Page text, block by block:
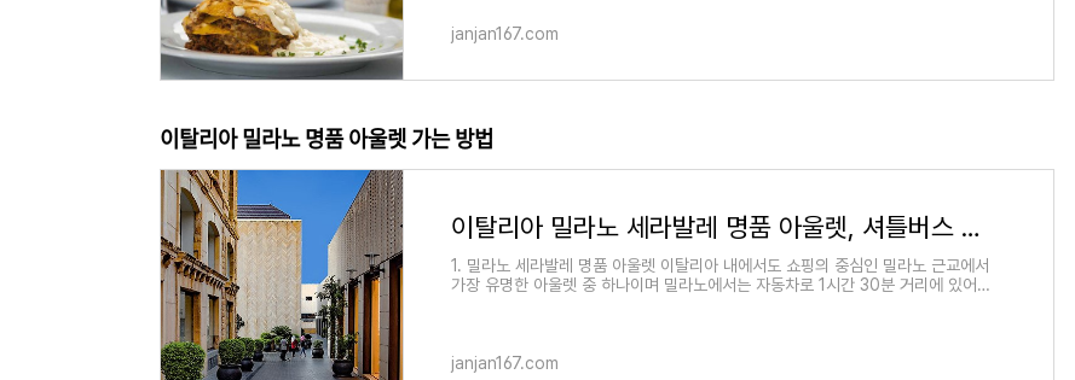
janjan167.com
이탈리아 밀라노 명품 아울렛 가는 방법
이탈리아 밀라노 세라발레 명품 아울렛, 셔틀버스 가는 방법 예약 요금 할인 텍스리펀
1. 밀라노 세라발레 명품 아울렛 이탈리아 내에서도 쇼핑의 중심인 밀라노 근교에서
가장 유명한 아울렛 중 하나이며 밀라노에서는 자동차로 1시간 30분 거리에 있어서
janjan167.com